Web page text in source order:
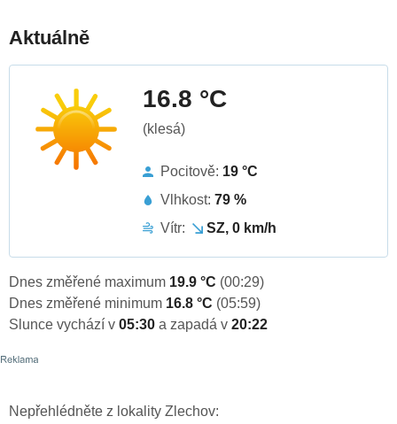
Aktuálně
16.8 °C
(klesá)
Pocitově: 19 °C
Vlhkost: 79 %
Vítr:
SZ, 0 km/h
Dnes změřené maximum 19.9 °C (00:29)
Dnes změřené minimum 16.8 °C (05:59)
Slunce vychází v 05:30 a zapadá v 20:22
Nepřehlédněte z lokality Zlechov: